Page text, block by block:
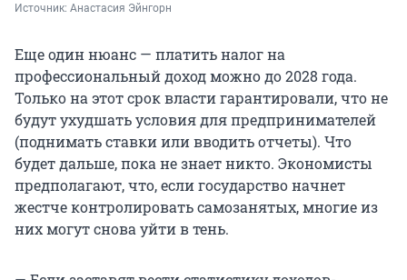
Источник: Анастасия Эйнгорн
Еще один нюанс — платить налог на
профессиональный доход можно до 2028 года.
Только на этот срок власти гарантировали, что не
будут ухудшать условия для предпринимателей
(поднимать ставки или вводить отчеты). Что
будет дальше, пока не знает никто. Экономисты
предполагают, что, если государство начнет
жестче контролировать самозанятых, многие из
них могут снова уйти в тень.